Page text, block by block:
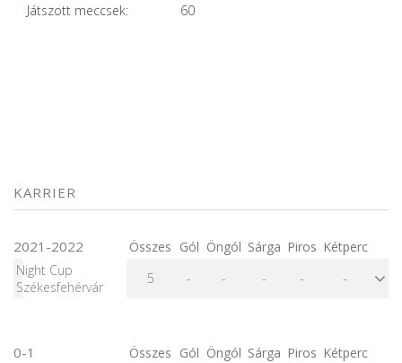
Játszott meccsek:
60
KARRIER
2021-2022 Összes Gól Öngól Sárga Piros Kétperc
Night Cup
Székesfehérvár
5 - - - - -
0-1 Összes Gól Öngól Sárga Piros Kétperc